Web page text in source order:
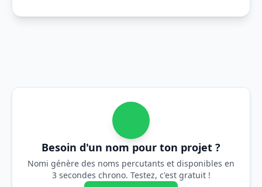
Besoin d'un nom pour ton projet ?
Nomi génère des noms percutants et disponibles en
3 secondes chrono. Testez, c'est gratuit !